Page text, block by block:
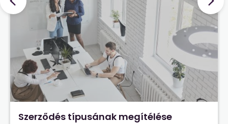
Szerződés típusának megítélése